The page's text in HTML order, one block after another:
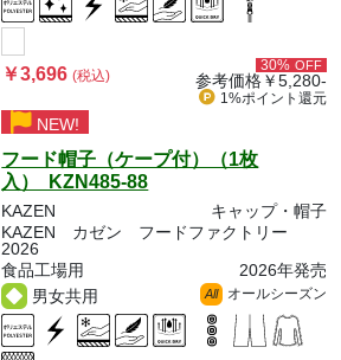
￥3,696(税込)
30% OFF
参考価格￥5,280-
1%ポイント 還元
NEW!
フード帽子（ケープ付）（1枚
入） KZN485-88
KAZEN
キャップ・帽子
KAZEN カゼン フードファクトリー
2026
食品工場用
2026年発売
男女共用
All オールシーズン